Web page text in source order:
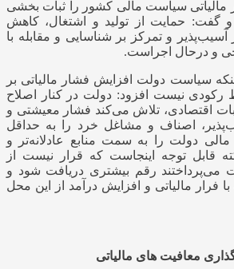
سیاست مالی کشور را ثبات بخشی
و گفت: حمایت از تولید و اشتغال، کاهش
آسیب‌پذیر و تمرکز بر شناسایی و مقابله با
و درحال اجراست.
سیاست دولت افزایش فشار مالیاتی بر
رکودی نیست افزود: دولت در کنار اصلاح
اقتصادی، تلاش می‌کند فشار معیشتی و
اصناف و مشاغل خرد را به حداقل
دولت را به سمت منابع عادلانه‌تر و
قابل توجه اینجاست که قرار نیست از
می‌پرداختند رقم بیشتری دریافت شود و
فرار مالیاتی و افزایش درآمد از این محل
معافیت های مالیاتی